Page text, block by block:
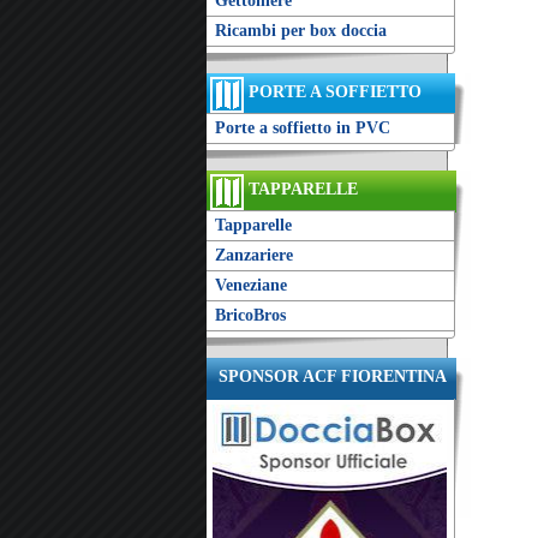
Ricambi per box doccia
PORTE A SOFFIETTO
Porte a soffietto in PVC
TAPPARELLE
Tapparelle
Zanzariere
Veneziane
BricoBros
SPONSOR ACF FIORENTINA